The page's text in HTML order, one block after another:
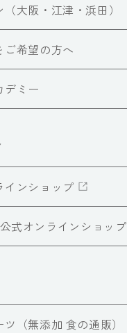
大阪・江津・浜田）
ご希望の方へ
デミー
インショップ
式オンラインショップ
ツ（無添加 食の通販）